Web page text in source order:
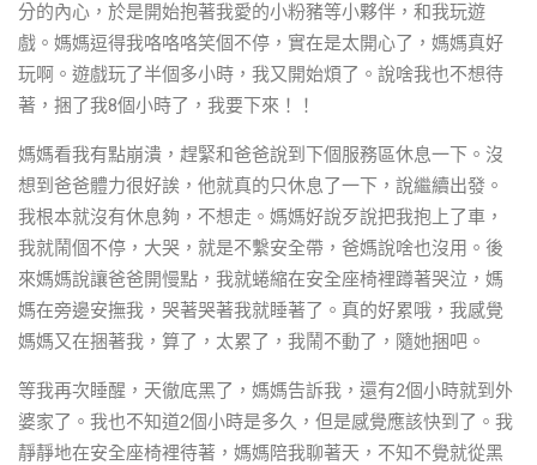
分的內心，於是開始抱著我愛的小粉豬等小夥伴，和我玩遊
戲。媽媽逗得我咯咯咯笑個不停，實在是太開心了，媽媽真好
玩啊。遊戲玩了半個多小時，我又開始煩了。說啥我也不想待
著，捆了我8個小時了，我要下來！！
媽媽看我有點崩潰，趕緊和爸爸說到下個服務區休息一下。沒
想到爸爸體力很好誒，他就真的只休息了一下，說繼續出發。
我根本就沒有休息夠，不想走。媽媽好說歹說把我抱上了車，
我就鬧個不停，大哭，就是不繫安全帶，爸媽說啥也沒用。後
來媽媽說讓爸爸開慢點，我就蜷縮在安全座椅裡蹲著哭泣，媽
媽在旁邊安撫我，哭著哭著我就睡著了。真的好累哦，我感覺
媽媽又在捆著我，算了，太累了，我鬧不動了，隨她捆吧。
等我再次睡醒，天徹底黑了，媽媽告訴我，還有2個小時就到外
婆家了。我也不知道2個小時是多久，但是感覺應該快到了。我
靜靜地在安全座椅裡待著，媽媽陪我聊著天，不知不覺就從黑